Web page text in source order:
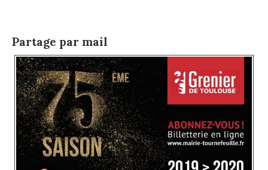
Partage par mail